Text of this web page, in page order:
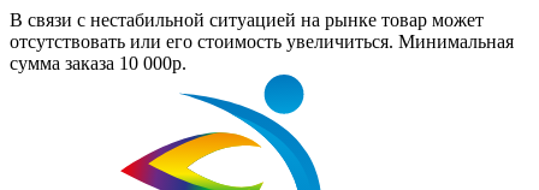
В связи с нестабильной ситуацией на рынке товар может
отсутствовать или его стоимость увеличиться. Минимальная
сумма заказа 10 000р.